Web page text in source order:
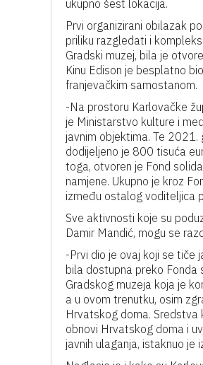
ukupno šest lokacija.
Prvi organizirani obilazak
priliku razgledati i
Gradski muzej, bila je
Kinu Edison je besplatno
franjevačkim samostanom.
-Na prostoru Karlovačke
je Ministarstvo kulture i
javnim objektima. Te 2021.
dodijeljeno je 800 tisuća
toga, otvoren je Fond
namjene. Ukupno je kroz
između ostalog voditeljica
Sve aktivnosti koje su
Damir Mandić, mogu se
-Prvi dio je ovaj koji se tiče
bila dostupna preko Fonda
Gradskog muzeja koja je
a u ovom trenutku, osim
Hrvatskog doma. Sredstva
obnovi Hrvatskog doma i
javnih ulaganja, istaknuo je